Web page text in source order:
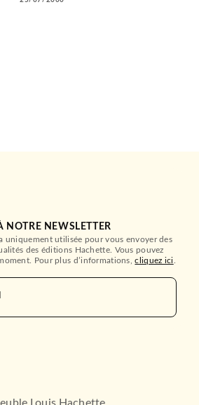
NOTRE NEWSLETTER
uniquement utilisée pour vous envoyer des
des éditions Hachette. Vous pouvez
Pour plus d’informations,cliquez ici